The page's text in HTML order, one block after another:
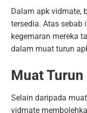
Dalam apk vidmate,
tersedia. Atas sebab
kegemaran mereka
dalam muat turun
Muat
Selain daripada
vidmate